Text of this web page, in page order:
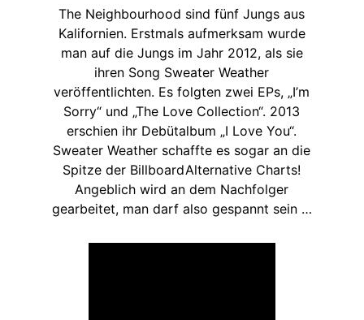
The Neighbourhood sind fünf Jungs aus
Kalifornien. Erstmals aufmerksam wurde
man auf die Jungs im Jahr 2012, als sie
ihren Song Sweater Weather
veröffentlichten. Es folgten zwei EPs, „I’m
Sorry“ und „The Love Collection“. 2013
erschien ihr Debütalbum „I Love You“.
Sweater Weather schaffte es sogar an die
Spitze der Billboard Alternative Charts!
Angeblich wird an dem Nachfolger
gearbeitet, man darf also gespannt sein …